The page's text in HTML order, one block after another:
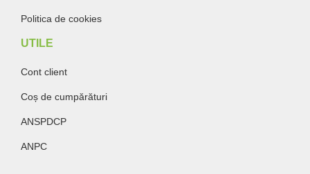
Politica de cookies
UTILE
Cont client
Coș de cumpărături
ANSPDCP
ANPC